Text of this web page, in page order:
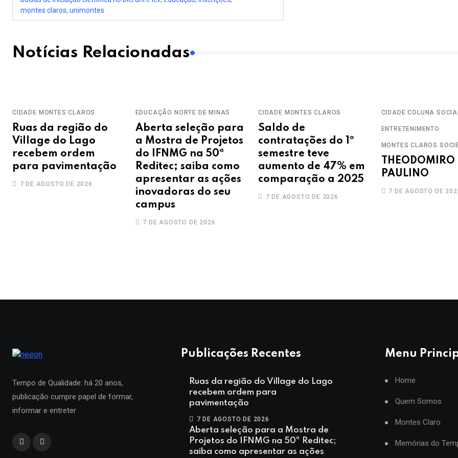
montes claros, unimontes
Notícias Relacionadas
CIDADE MONTES CLAROS
Ruas da região do
Village do Lago
recebem ordem
para pavimentação
7 DE AGOSTO DE 2026
EDUCAÇÃO NORTE DE MINAS
Aberta seleção para
a Mostra de Projetos
do IFNMG na 50ª
Reditec; saiba como
apresentar as ações
inovadoras do seu
campus
7 DE AGOSTO DE 2026
CIDADE MONTES CLAROS
Saldo de
contratações do 1º
semestre teve
aumento de 47% em
comparação a 2025
7 DE AGOSTO DE 2026
CIDADE COLUNA
ENTRETENIMENTO
MONTES CLAROS
THEODOMIRO
PAULINO
7 DE AGOSTO DE
Tempo de Qualidade: há 20 anos,
publicação cumpre papel de formar,
informar e entreter
Publicações Recentes
Ruas da região do Village do Lago
recebem ordem para
pavimentação
7 DE AGOSTO DE 2026
Aberta seleção para a Mostra de
Projetos do IFNMG na 50ª Reditec;
saiba como apresentar as ações
Menu
Home
Quem Somos
Montes Claro
Memórias do